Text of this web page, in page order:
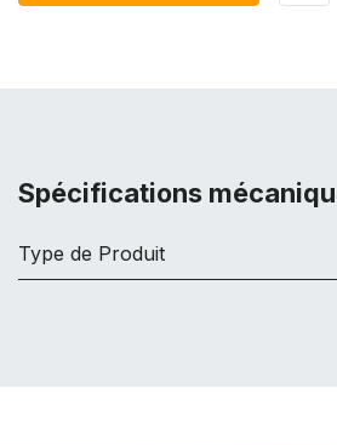
Spécifications
Type de Produit